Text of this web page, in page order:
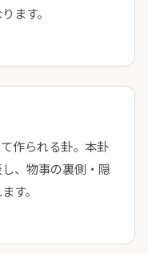
ます。
作られる卦。本卦
、物事の裏側・隠
す。